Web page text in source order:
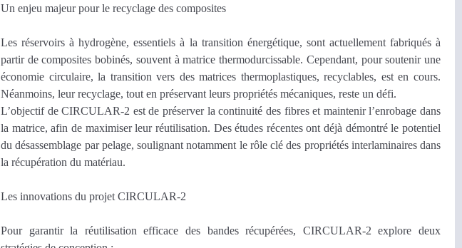
Un enjeu majeur pour le recyclage des composites
Les réservoirs à hydrogène, essentiels à la transition énergétique, sont actuellement fabriqués à
partir de composites bobinés, souvent à matrice thermodurcissable. Cependant, pour soutenir une
économie circulaire, la transition vers des matrices thermoplastiques, recyclables, est en cours.
Néanmoins, leur recyclage, tout en préservant leurs propriétés mécaniques, reste un défi.
L’objectif de CIRCULAR-2 est de préserver la continuité des fibres et maintenir l’enrobage dans
la matrice, afin de maximiser leur réutilisation. Des études récentes ont déjà démontré le potentiel
du désassemblage par pelage, soulignant notamment le rôle clé des propriétés interlaminaires dans
la récupération du matériau.
Les innovations du projet CIRCULAR-2
Pour garantir la réutilisation efficace des bandes récupérées, CIRCULAR-2
explore deux